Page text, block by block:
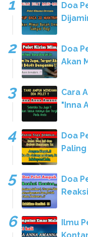
Doa
Doa
Akan
Cara
"Inna
Doa
Doa
Ilmu